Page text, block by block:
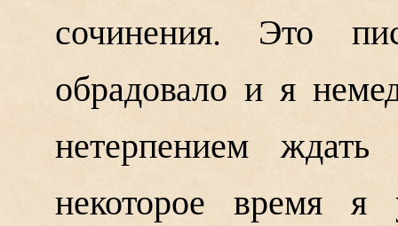
сочинения. Это
обрадовало и я
нетерпением
некоторое время я